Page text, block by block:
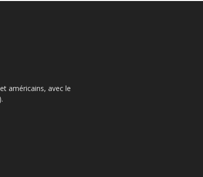
américains, avec le